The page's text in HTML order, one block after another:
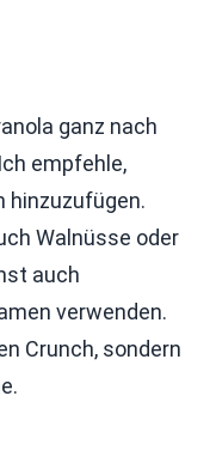
ganz nach
empfehle,
hinzuzufügen.
Walnüsse oder
auch
verwenden.
Crunch, sondern